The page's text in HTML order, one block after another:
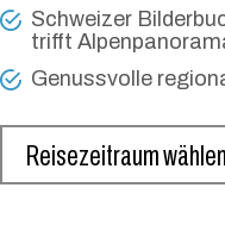
Schweizer
trifft
Genussvolle